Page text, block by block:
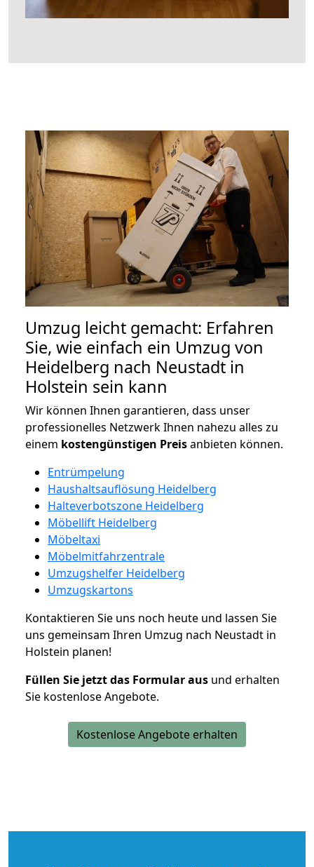
Umzug leicht gemacht: Erfahren
Sie, wie einfach ein Umzug von
Heidelberg nach Neustadt in
Holstein sein kann
Wir können Ihnen garantieren, dass unser
professionelles Netzwerk Ihnen nahezu alles zu
einem kostengünstigen Preisanbieten können.
Entrümpelung
Haushaltsauflösung Heidelberg
Halteverbotszone Heidelberg
Möbellift Heidelberg
Möbeltaxi
Möbelmitfahrzentrale
Umzugshelfer Heidelberg
Umzugskartons
Kontaktieren Sie uns noch heute und lassen Sie
uns gemeinsam Ihren Umzug nach Neustadt in
Holstein planen!
Füllen Sie jetzt das Formular aus und erhalten
Sie kostenlose Angebote.
Kostenlose Angebote erhalten